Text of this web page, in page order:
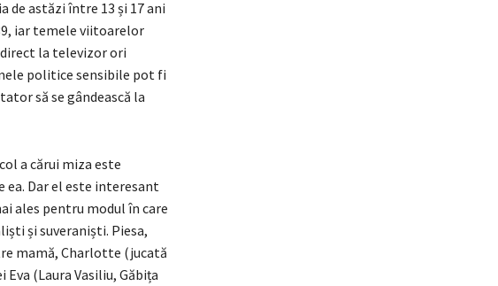
de astăzi între 13 și 17 ani
iar temele viitoarelor
la televizor ori
politice sensibile pot fi
să se gândească la
a cărui miza este
Dar el este interesant
ales pentru modul în care
și suveraniști. Piesa,
mamă, Charlotte (jucată
(Laura Vasiliu, Găbița